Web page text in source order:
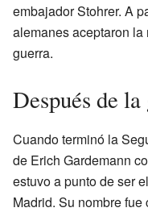
embajador Stohrer. A
alemanes aceptaron
guerra.
Después de
Cuando terminó la
de Erich Gardemann
estuvo a punto de ser
Madrid. Su nombre